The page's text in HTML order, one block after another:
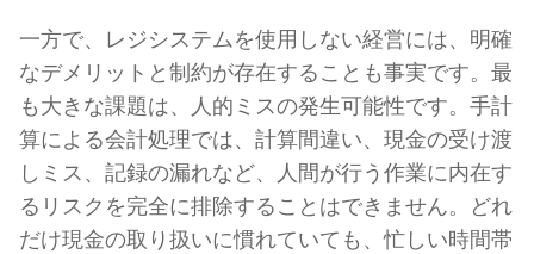
一方で、レジシステムを使用しない経営には、明確
なデメリットと制約が存在することも事実です。最
も大きな課題は、人的ミスの発生可能性です。手計
算による会計処理では、計算間違い、現金の受け渡
しミス、記録の漏れなど、人間が行う作業に内在す
るリスクを完全に排除することはできません。どれ
だけ現金の取り扱いに慣れていても、忙しい時間帯